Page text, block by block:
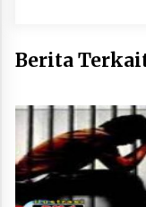
Berita